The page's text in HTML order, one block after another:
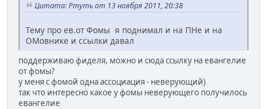
Цитата: Ртуть от 13 ноября 2011, 20:38
Тему про ев.от Фомы я поднимал и на ПНе и на
ОМовнике и ссылки давал
поддерживаю фиделя, можно и сюда ссылку на евангелие
от фомы?
у меня с фомой одна ассоциация - неверующий)
так что интересно какое у фомы неверующего получилось
евангелие